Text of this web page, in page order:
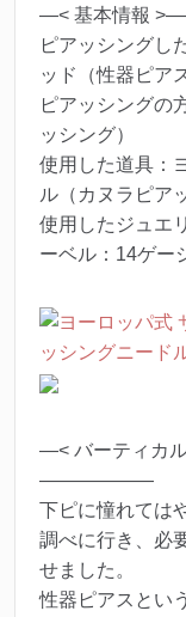
—< 基本情報
ピアッシングし
ッド（性器ピア
ピアッシングの
ッシング）
使用した道具：
ル（カヌラピア
使用したジュエ
ーベル：14ゲー
—< バーティカ
——————
下ピに憧れては
調べに行き、必
せました。
性器ピアスとい